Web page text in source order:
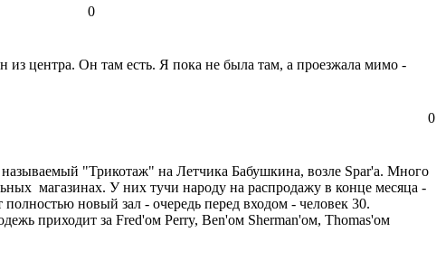
0
из центра. Он там есть. Я пока не была там, а проезжала мимо -
0
"Трикотаж" на Летчика Бабушкина, возле Spar'a. Много
магазинах. У них тучи народу на распродажу в конце месяца -
новый зал - очередь перед входом - человек 30.
приходит за Fred'ом Perry, Ben'ом Sherman'ом, Thomas'ом